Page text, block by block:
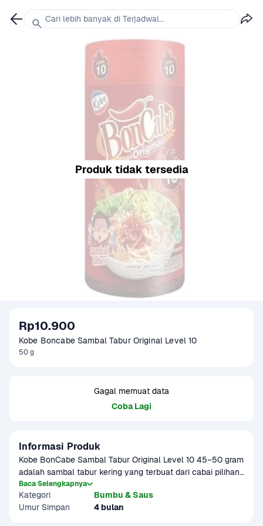
Produk tidak tersedia
Rp10.900
Kobe Boncabe Sambal Tabur Original Level 10
50 g
Gagal memuat data
Coba Lagi
Informasi Produk
Kobe BonCabe Sambal Tabur Original Level 10 45–50 gram
adalah sambal tabur kering yang terbuat dari cabai pilihan,
termasuk cabai rawit, dengan rasa pedas mantap yang
khas. Dipadukan dengan rempah-rempah alami, BonCabe
Level 10 memberikan sensasi pedas yang seimbang dan
Baca Selengkapnya
Kategori
Bumbu & Saus
Umur Simpan
4 bulan
Cari lebih banyak di Terjadwal...